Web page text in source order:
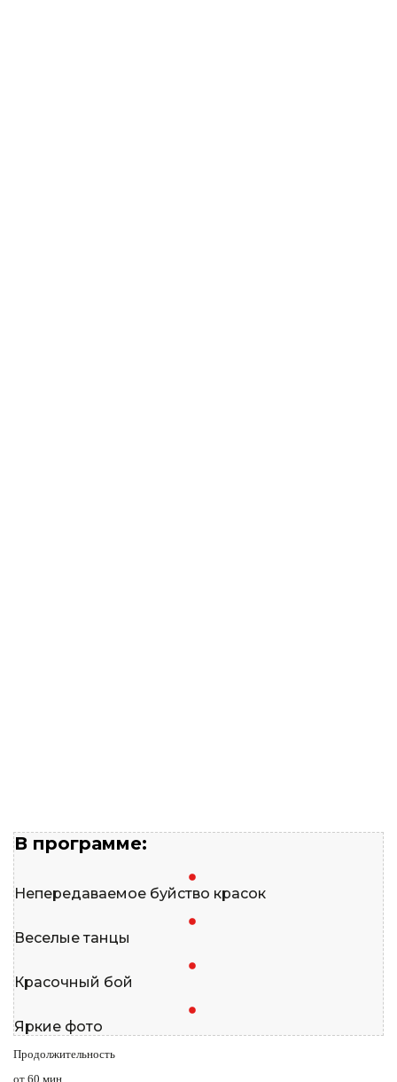
В программе:
Непередаваемое буйство красок
Веселые танцы
Красочный бой
Яркие фото
Продолжительность
от 60 мин.